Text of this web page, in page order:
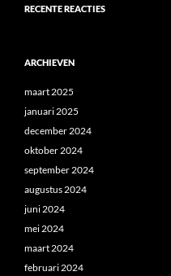
RECENTE REACTIES
ARCHIEVEN
maart 2025
januari 2025
december 2024
oktober 2024
september 2024
augustus 2024
juni 2024
mei 2024
maart 2024
februari 2024